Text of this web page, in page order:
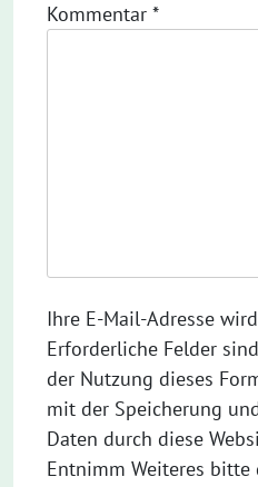
Kommentar *
Ihre E-Mail-Adresse
Erforderliche Felder
der Nutzung dieses
mit der Speicherung
Daten durch diese
Entnimm Weiteres bitte